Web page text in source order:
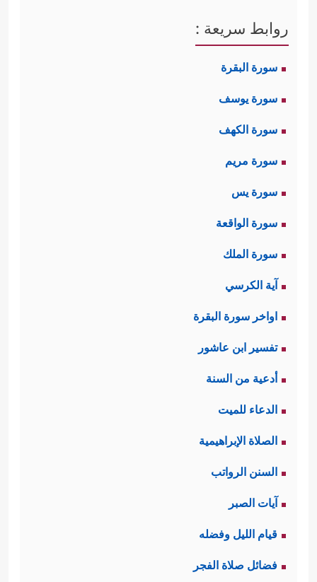
روابط سريعة :
سورة البقرة
سورة يوسف
سورة الكهف
سورة مريم
سورة يس
سورة الواقعة
سورة الملك
آية الكرسي
اواخر سورة البقرة
تفسير ابن عاشور
أدعية من السنة
الدعاء للميت
الصلاة الإبراهيمية
السنن الرواتب
آيات الصبر
قيام الليل وفضله
فضائل صلاة الفجر